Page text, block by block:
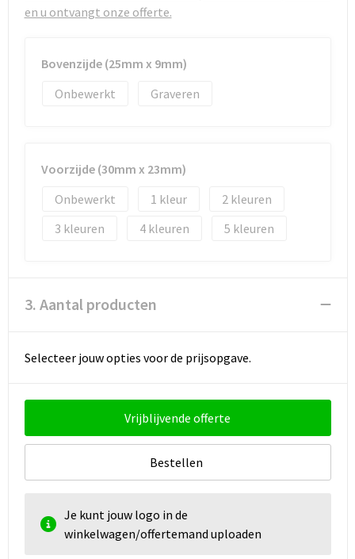
en u ontvangt onze offerte.
Bovenzijde (25mm x 9mm)
Onbewerkt
Graveren
Voorzijde (30mm x 23mm)
Onbewerkt
1
2
3
4 5
3. Aantal producten
Selecteer jouw opties voor de prijsopgave.
Vrijblijvende offerte
Bestellen
Je kunt jouw logo in de
winkelwagen/offertemand uploaden